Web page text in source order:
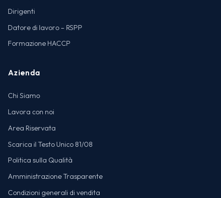
Dirigenti
Datore di lavoro – RSPP
Formazione HACCP
Azienda
Chi Siamo
Lavora con noi
Area Riservata
Scarica il Testo Unico 81/08
Politica sulla Qualità
Amministrazione Trasparente
Condizioni generali di vendita